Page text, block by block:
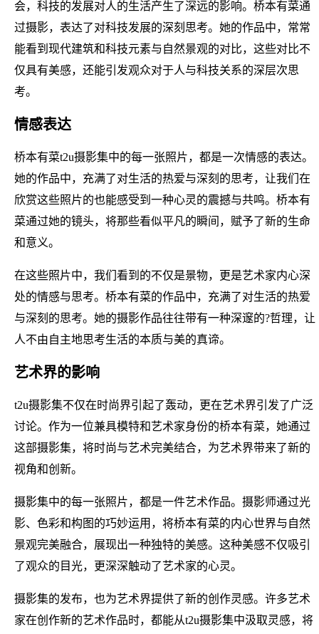
会，科技的发展对人的生活产生了深远的影响。桥本有菜通
过摄影，表达了对科技发展的深刻思考。她的作品中，常常
能看到现代建筑和科技元素与自然景观的对比，这些对比不
仅具有美感，还能引发观众对于人与科技关系的深层次思
考。
情感表达
桥本有菜t2u摄影集中的每一张照片，都是一次情感的表达。
她的作品中，充满了对生活的热爱与深刻的思考，让我们在
欣赏这些照片的也能感受到一种心灵的震撼与共鸣。桥本有
菜通过她的镜头，将那些看似平凡的瞬间，赋予了新的生命
和意义。
在这些照片中，我们看到的不仅是景物，更是艺术家内心深
处的情感与思考。桥本有菜的作品中，充满了对生活的热爱
与深刻的思考。她的摄影作品往往带有一种深邃的?哲理，让
人不由自主地思考生活的本质与美的真谛。
艺术界的影响
t2u摄影集不仅在时尚界引起了轰动，更在艺术界引发了广泛
讨论。作为一位兼具模特和艺术家身份的桥本有菜，她通过
这部摄影集，将时尚与艺术完美结合，为艺术界带来了新的
视角和创新。
摄影集中的每一张照片，都是一件艺术作品。摄影师通过光
影、色彩和构图的巧妙运用，将桥本有菜的内心世界与自然
景观完美融合，展现出一种独特的美感。这种美感不仅吸引
了观众的目光，更深深触动了艺术家的心灵。
摄影集的发布，也为艺术界提供了新的创作灵感。许多艺术
家在创作新的艺术作品时，都能从t2u摄影集中汲取灵感，将